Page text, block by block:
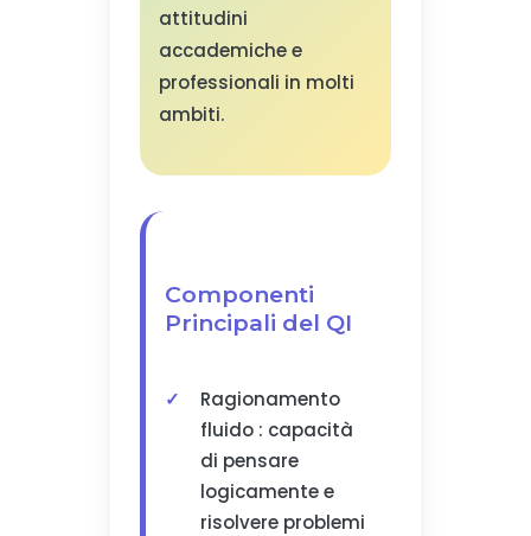
attitudini
accademiche e
professionali in molti
ambiti.
Componenti
Principali del QI
Ragionamento
fluido : capacità
di pensare
logicamente e
risolvere problemi